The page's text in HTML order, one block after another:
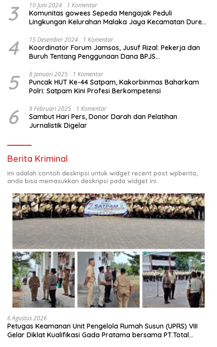
3 10 Juni 2024 1 Komentar
Komunitas gowees Sepeda Mengajak Peduli
Lingkungan Kelurahan Malaka Jaya Kecamatan Duren
4 15 Desember 2024 1 Komentar
Koordinator Forum Jamsos, Jusuf Rizal: Pekerja dan
Buruh Tentang Penggunaan Dana BPJS
5 8 Januari 2025 1 Komentar
Puncak HUT Ke-44 Satpam, Kakorbinmas Baharkam
Polri: Satpam Kini Profesi Berkompetensi
6 9 Februari 2025 1 Komentar
Sambut Hari Pers, Donor Darah dan Pelatihan
Jurnalistik Digelar
Berita Kriminal
Ini adalah contoh deskripsi untuk widget recent post wpberita,
anda bisa memasukkan deskripsi pada widget ini.
6 Agustus 2026
Petugas Keamanan Unit Pengelola Rumah Susun (UPRS) VIII
Gelar Diklat Kualifikasi Gada Pratama bersama PT.Total